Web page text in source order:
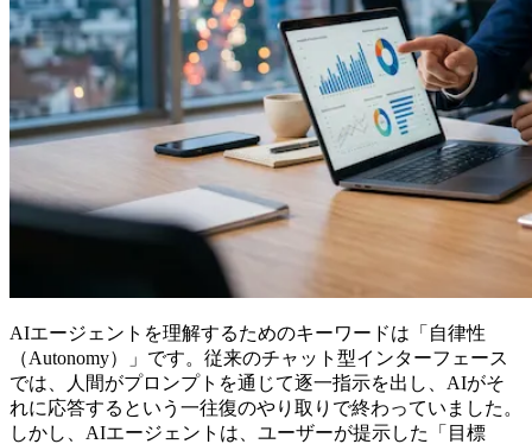
AIエージェントを理解するためのキーワードは「自律性
（Autonomy）」です。従来のチャット型インターフェース
では、人間がプロンプトを通じて逐一指示を出し、AIがそ
れに応答するという一往復のやり取りで終わっていました。
しかし、AIエージェントは、ユーザーが提示した「目標